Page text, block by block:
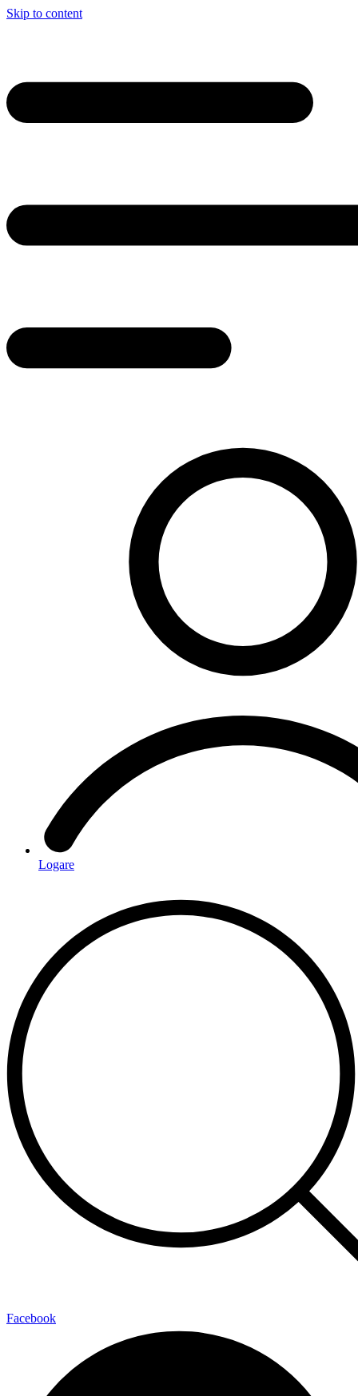
Skip to content
Logare
Facebook